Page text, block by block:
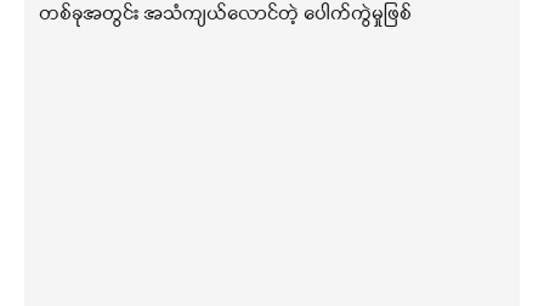
တစ်ခုအတွင်း အသံကျယ်လောင်တဲ့ ပေါက်ကွဲမှုဖြစ်